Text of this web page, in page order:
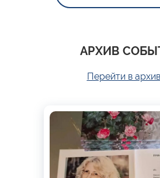
АРХИВ
Перейти в архив